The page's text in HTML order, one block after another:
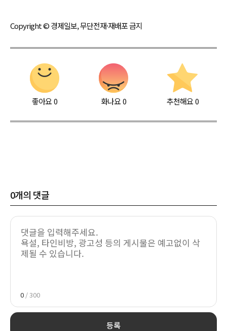
Copyright © 경제일보, 무단전재·재배포 금지
좋아요0 화나요0 추천해요 0
0개의 댓글
0 / 300
등록